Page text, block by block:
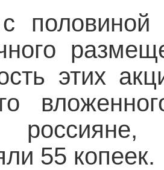
половиной
этих
55 копеек.